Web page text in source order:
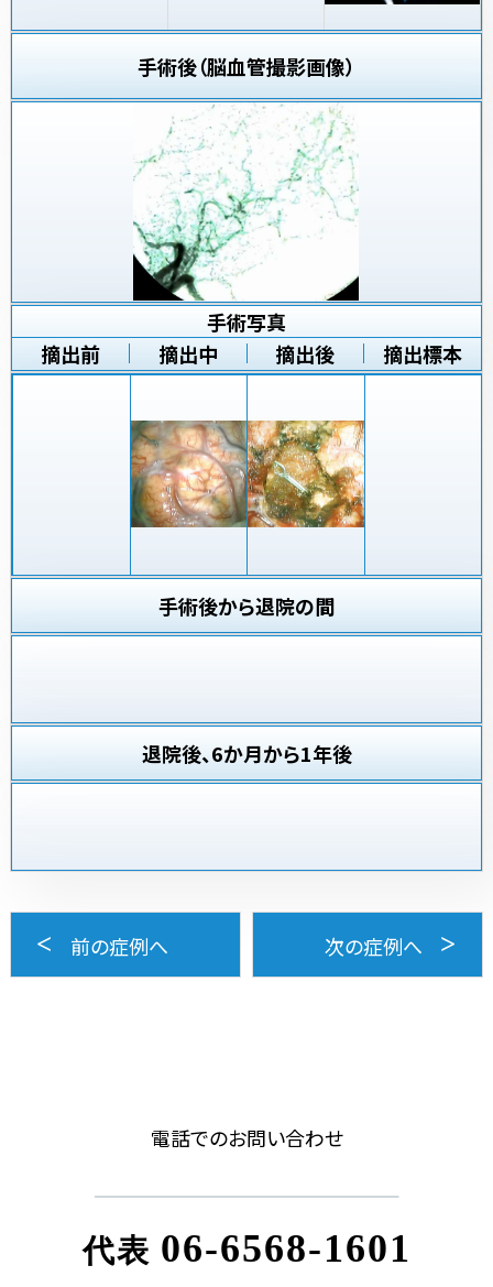
手術後（脳血管撮影画像）
手術写真
摘出前
摘出中 摘出後 摘出標本
手術後から退院の間
退院後、6か月から1年後
前の症例へ 次の症例へ
電話でのお問い合わせ
代表 06-6568-1601